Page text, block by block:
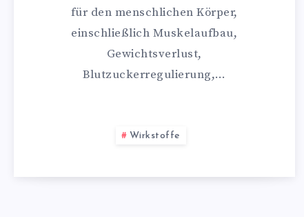
für den menschlichen Körper,
einschließlich Muskelaufbau,
Gewichtsverlust,
Blutzuckerregulierung,…
Wirkstoffe